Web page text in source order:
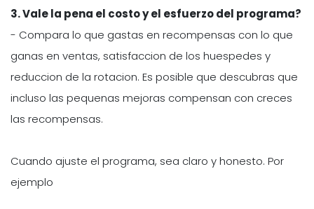
3. Vale la pena el costo y el esfuerzo del programa?
- Compara lo que gastas en recompensas con lo que
ganas en ventas, satisfaccion de los huespedes y
reduccion de la rotacion. Es posible que descubras que
incluso las pequenas mejoras compensan con creces
las recompensas.
Cuando ajuste el programa, sea claro y honesto. Por
ejemplo